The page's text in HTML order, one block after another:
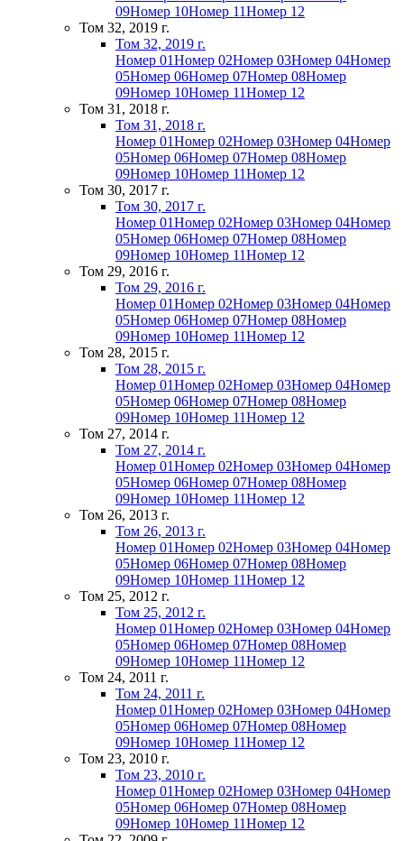
09Номер 10Номер 11Номер 12
Том 32, 2019 г.
Том 32, 2019 г.
Номер 01Номер 02Номер 03Номер 04Номер
05Номер 06Номер 07Номер 08Номер
09Номер 10Номер 11Номер 12
Том 31, 2018 г.
Том 31, 2018 г.
Номер 01Номер 02Номер 03Номер 04Номер
05Номер 06Номер 07Номер 08Номер
09Номер 10Номер 11Номер 12
Том 30, 2017 г.
Том 30, 2017 г.
Номер 01Номер 02Номер 03Номер 04Номер
05Номер 06Номер 07Номер 08Номер
09Номер 10Номер 11Номер 12
Том 29, 2016 г.
Том 29, 2016 г.
Номер 01Номер 02Номер 03Номер 04Номер
05Номер 06Номер 07Номер 08Номер
09Номер 10Номер 11Номер 12
Том 28, 2015 г.
Том 28, 2015 г.
Номер 01Номер 02Номер 03Номер 04Номер
05Номер 06Номер 07Номер 08Номер
09Номер 10Номер 11Номер 12
Том 27, 2014 г.
Том 27, 2014 г.
Номер 01Номер 02Номер 03Номер 04Номер
05Номер 06Номер 07Номер 08Номер
09Номер 10Номер 11Номер 12
Том 26, 2013 г.
Том 26, 2013 г.
Номер 01Номер 02Номер 03Номер 04Номер
05Номер 06Номер 07Номер 08Номер
09Номер 10Номер 11Номер 12
Том 25, 2012 г.
Том 25, 2012 г.
Номер 01Номер 02Номер 03Номер 04Номер
05Номер 06Номер 07Номер 08Номер
09Номер 10Номер 11Номер 12
Том 24, 2011 г.
Том 24, 2011 г.
Номер 01Номер 02Номер 03Номер 04Номер
05Номер 06Номер 07Номер 08Номер
09Номер 10Номер 11Номер 12
Том 23, 2010 г.
Том 23, 2010 г.
Номер 01Номер 02Номер 03Номер 04Номер
05Номер 06Номер 07Номер 08Номер
09Номер 10Номер 11Номер 12